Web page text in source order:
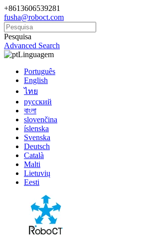
+8613606539281
fusha@roboct.com
Pesquisa
Advanced Search
Linguagem
Português
English
ไทย
русский
বাংলা
slovenčina
íslenska
Svenska
Deutsch
Català
Malti
Lietuvių
Eesti